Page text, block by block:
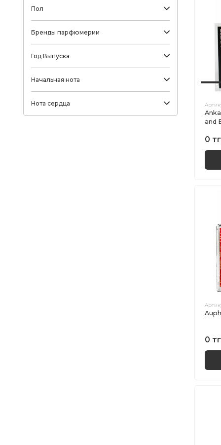
and
0
0
Пол
Бренды парфюмерии
Год Выпуска
Начальная нота
Нота сердца